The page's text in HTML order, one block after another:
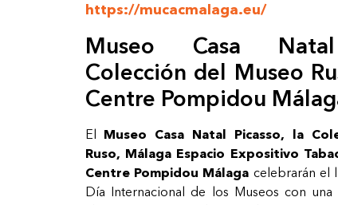
https://mucacmalaga.eu/
Museo Casa
Colección del Museo
Centre Pompidou
El Museo Casa Natal Picasso, la
Ruso, Málaga Espacio Expositivo
Centre Pompidou Málaga celebrarán el
Día Internacional de los Museos con